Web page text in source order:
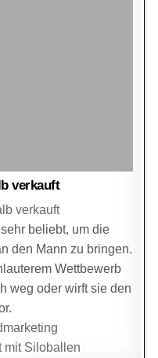
verkauft
beliebt, um die
den Mann zu bringen.
Wettbewerb
weg oder wirft sie den
mit Siloballen